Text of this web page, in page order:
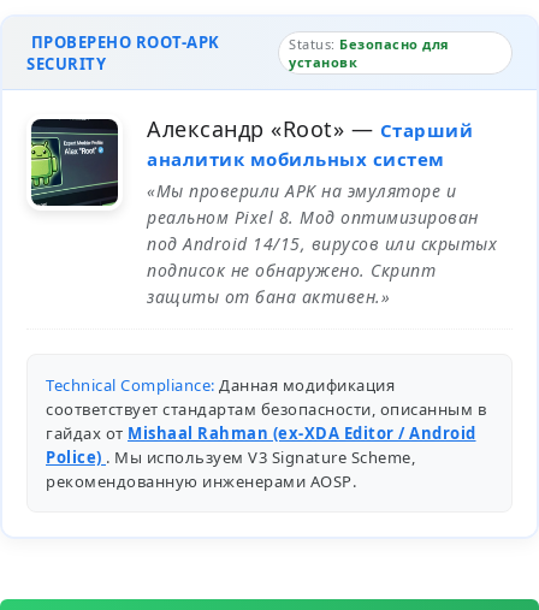
ПРОВЕРЕНО ROOT-APK
SECURITY
Status: Безопасно для
установк
Александр «Root» — Старший
аналитик мобильных систем
«Мы проверили APK на эмуляторе и
реальном Pixel 8. Мод оптимизирован
под Android 14/15, вирусов или скрытых
подписок не обнаружено. Скрипт
защиты от бана активен.»
Technical Compliance: Данная модификация
соответствует стандартам безопасности, описанным в
гайдах от Mishaal Rahman (ex-XDA Editor / Android
Police) . Мы используем V3 Signature Scheme,
рекомендованную инженерами AOSP.